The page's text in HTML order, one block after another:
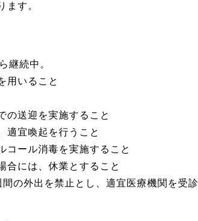
ます。
継続中。
用いること
の送迎を実施すること
適宜喚起を行うこと
コール消毒を実施すること
合には、休業とすること
の外出を禁止とし、適宜医療機関を受